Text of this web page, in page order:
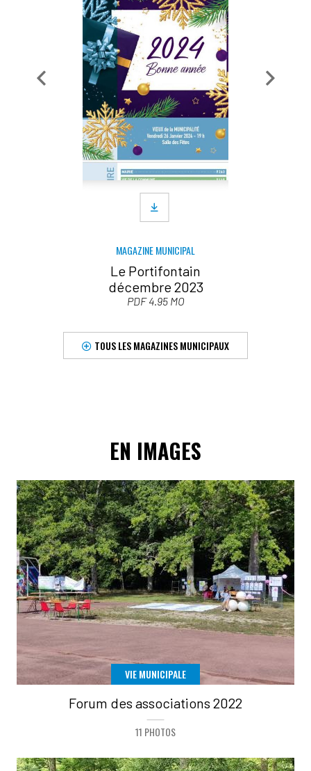
MAGAZINE MUNICIPAL
Le Portifontain
décembre 2023
PDF 4.95 MO
TOUS LES MAGAZINES MUNICIPAUX
EN IMAGES
VIE MUNICIPALE
Forum des associations 2022
11 PHOTOS